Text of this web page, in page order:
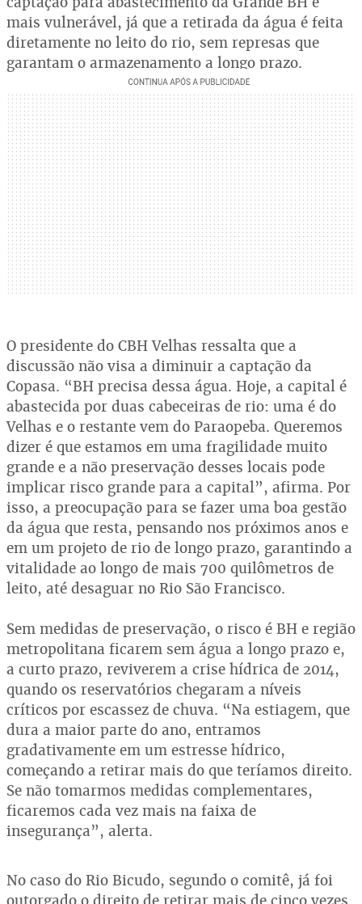
mais vulnerável, já que a retirada da água é feita
diretamente no leito do rio, sem represas que
garantam o armazenamento a longo prazo.
O presidente do CBH Velhas ressalta que a
discussão não visa a diminuir a captação da
Copasa. “BH precisa dessa água. Hoje, a capital é
abastecida por duas cabeceiras de rio: uma é do
Velhas e o restante vem do Paraopeba. Queremos
dizer é que estamos em uma fragilidade muito
grande e a não preservação desses locais pode
implicar risco grande para a capital”, afirma. Por
isso, a preocupação para se fazer uma boa gestão
da água que resta, pensando nos próximos anos e
em um projeto de rio de longo prazo, garantindo a
vitalidade ao longo de mais 700 quilômetros de
leito, até desaguar no Rio São Francisco.
Sem medidas de preservação, o risco é BH e região
metropolitana ficarem sem água a longo prazo e,
a curto prazo, reviverem a crise hídrica de 2014,
quando os reservatórios chegaram a níveis
críticos por escassez de chuva. “Na estiagem, que
dura a maior parte do ano, entramos
gradativamente em um estresse hídrico,
começando a retirar mais do que teríamos direito.
Se não tomarmos medidas complementares,
ficaremos cada vez mais na faixa de
insegurança”, alerta.
No caso do Rio Bicudo, segundo o comitê, já foi
outorgado o direito de retirar mais de cinco vezes